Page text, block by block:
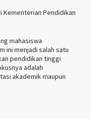
Kementerian Pendidikan
mahasiswa
ini menjadi salah satu
pendidikan tinggi
adalah
akademik maupun